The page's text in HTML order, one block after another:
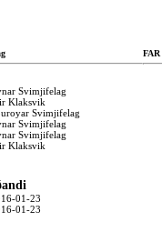
FAR
Svimjifelag
Klaksvik
Svimjifelag
Svimjifelag
Svimjifelag
Klaksvik
01-23
01-23